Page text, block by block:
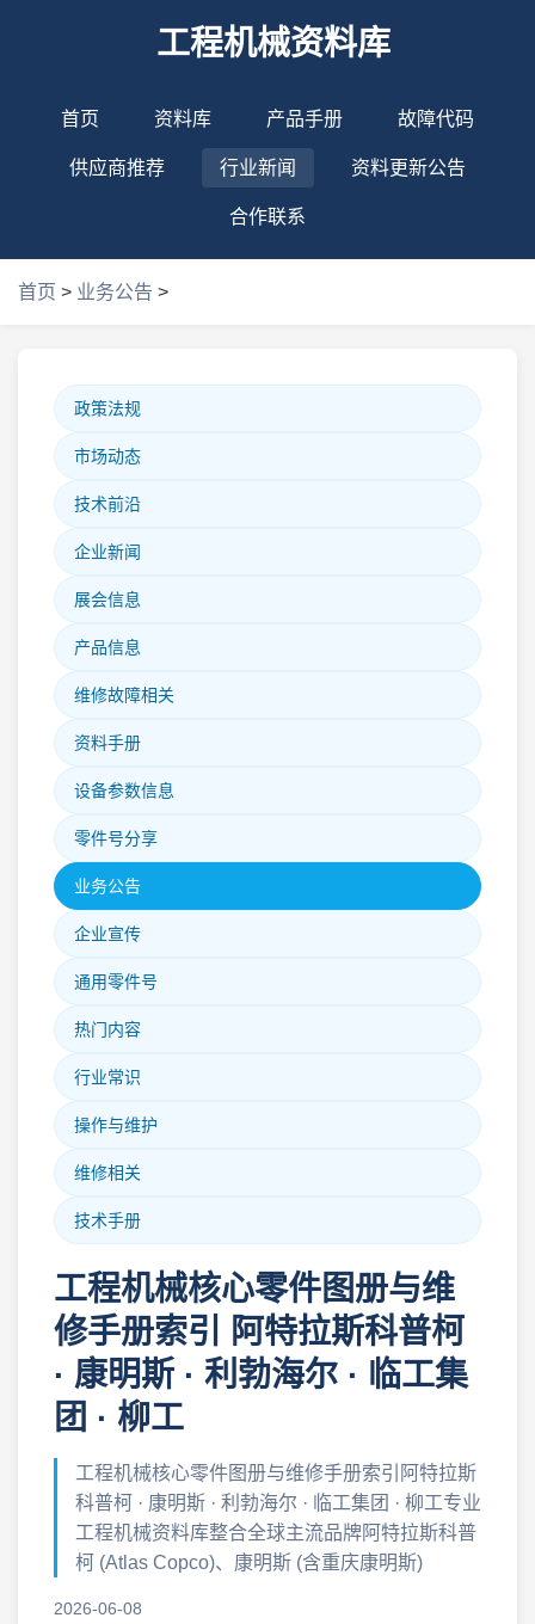
工程机械资料库
首页 资料库 产品手册 故障代码
供应商推荐 行业新闻 资料更新公告
合作联系
首页 > 业务公告 >
政策法规
市场动态
技术前沿
企业新闻
展会信息
产品信息
维修故障相关
资料手册
设备参数信息
零件号分享
业务公告
企业宣传
通用零件号
热门内容
行业常识
操作与维护
维修相关
技术手册
工程机械核心零件图册与维
修手册索引 阿特拉斯科普柯
· 康明斯 · 利勃海尔 · 临工集
团 · 柳工
工程机械核心零件图册与维修手册索引阿特拉斯
科普柯 · 康明斯 · 利勃海尔 · 临工集团 · 柳工专业
工程机械资料库整合全球主流品牌阿特拉斯科普
柯 (Atlas Copco)、康明斯 (含重庆康明斯)
2026-06-08